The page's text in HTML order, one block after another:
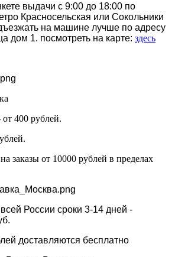
выдачи с 9:00 до 18:00 по
Красносельская или Сокольники
на машине лучше по адресу
дом 1. посмотреть на карте: здесь
400 рублей.
заказы от 10000 рублей в пределах
России сроки 3-14 дней -
доставляются бесплатно